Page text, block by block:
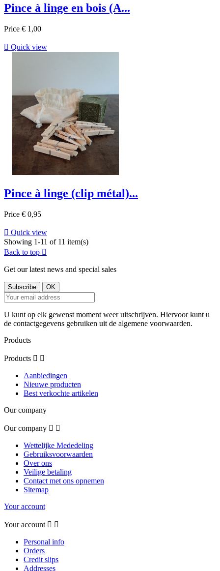
Pince à linge en bois (A...
Price € 1,00
 Quick view
Pince à linge (clip métal)...
Price € 0,95
 Quick view
Showing 1-11 of 11 item(s)
Back to top 
Get our latest news and special sales
U kunt op elk gewenst moment weer uitschrijven. Hiervoor kunt u
de contactgegevens gebruiken uit de algemene voorwaarden.
Products
Products  
Aanbiedingen
Nieuwe producten
Best verkochte artikelen
Our company
Our company  
Wettelijke Mededeling
Gebruiksvoorwaarden
Over ons
Veilige betaling
Contact met ons opnemen
Sitemap
Your account
Your account  
Personal info
Orders
Credit slips
Addresses